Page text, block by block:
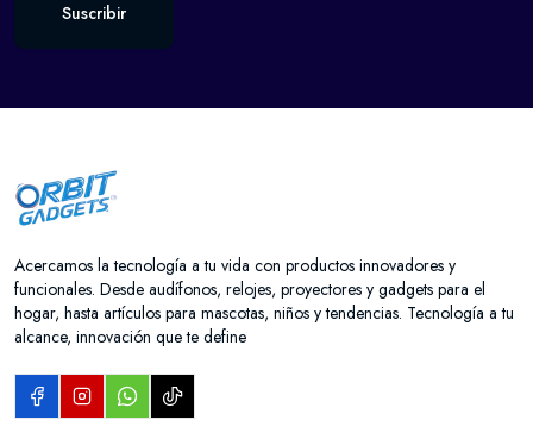
Suscribir
Acercamos la tecnología a tu vida con productos innovadores y
funcionales. Desde audífonos, relojes, proyectores y gadgets para el
hogar, hasta artículos para mascotas, niños y tendencias. Tecnología a tu
alcance, innovación que te define